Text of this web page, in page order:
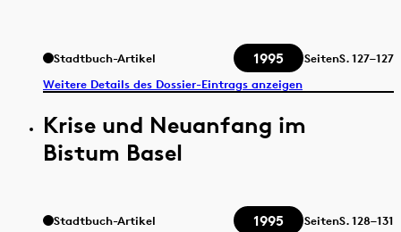
Stadtbuch-Artikel 1995 SeitenS.127–127
Weitere Details des Dossier-Eintrags anzeigen
Krise und Neuanfang im
Bistum Basel
Stadtbuch-Artikel 1995 SeitenS.128–131